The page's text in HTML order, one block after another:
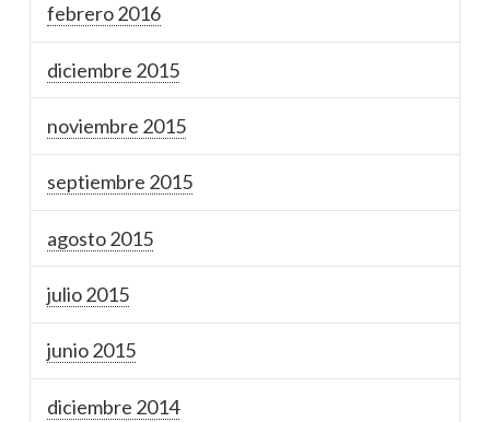
febrero 2016
diciembre 2015
noviembre 2015
septiembre 2015
agosto 2015
julio 2015
junio 2015
diciembre 2014